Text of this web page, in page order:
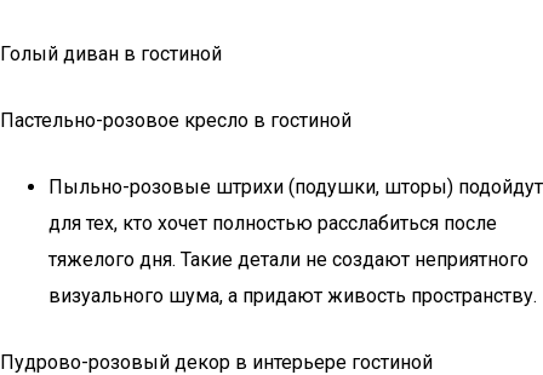
Голый диван в гостиной
Пастельно-розовое кресло в гостиной
Пыльно-розовые штрихи (подушки, шторы) подойдут
для тех, кто хочет полностью расслабиться после
тяжелого дня. Такие детали не создают неприятного
визуального шума, а придают живость пространству.
Пудрово-розовый декор в интерьере гостиной